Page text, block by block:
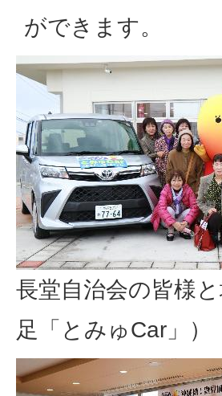
ができます。
長堂自治会の皆様
足「とみゅCar」）